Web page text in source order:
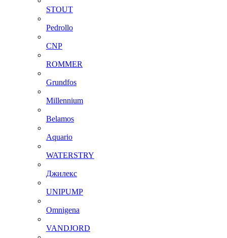
STOUT
Pedrollo
CNP
ROMMER
Grundfos
Millennium
Belamos
Aquario
WATERSTRY
Джилекс
UNIPUMP
Omnigena
VANDJORD